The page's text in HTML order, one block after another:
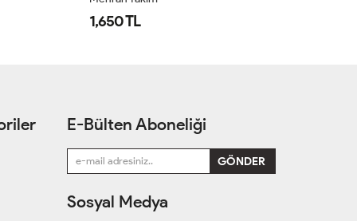
1,650 TL
E-Bülten Aboneliği
Sosyal Medya